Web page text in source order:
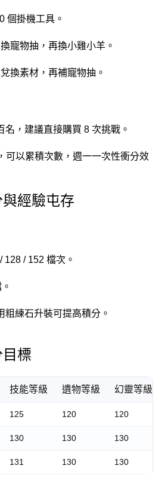
個掛機工具。
寵物抽，再換小雞小羊。
換素材，再補寵物抽。
名，建議直接購買 8 次挑戰。
可以累積次數，週一一次性衝分效
經驗屯存
128 / 152 檔次。
粗練石升裝可提高積分。
標
技能等級 遺物等級 幻靈等級
125 120 120
130 130 130
131 130 130